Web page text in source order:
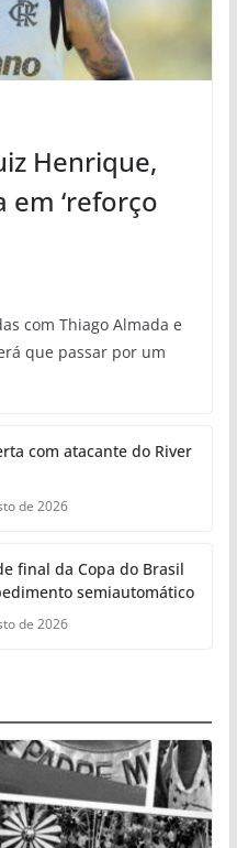
Henrique,
em ‘reforço
com Thiago Almada e
que passar por um
com atacante do River
de 2026
final da Copa do Brasil
semiautomático
de 2026